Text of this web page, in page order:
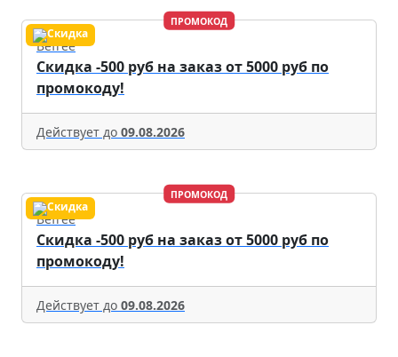
ПРОМОКОД
Befree
Скидка -500 руб на заказ от 5000 руб по
промокоду!
Действует до 09.08.2026
ПРОМОКОД
Befree
Скидка -500 руб на заказ от 5000 руб по
промокоду!
Действует до 09.08.2026